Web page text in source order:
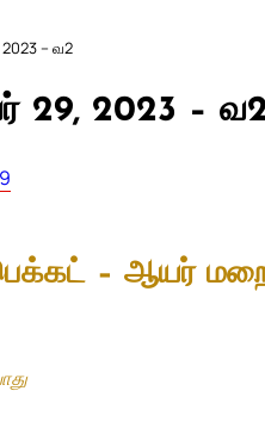
2023 – வ2
29, 2023 – வ2
– ஆயர்